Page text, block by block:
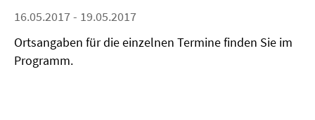
16.05.2017 - 19.05.2017
Ortsangaben für die einzelnen Termine finden Sie im
Programm.